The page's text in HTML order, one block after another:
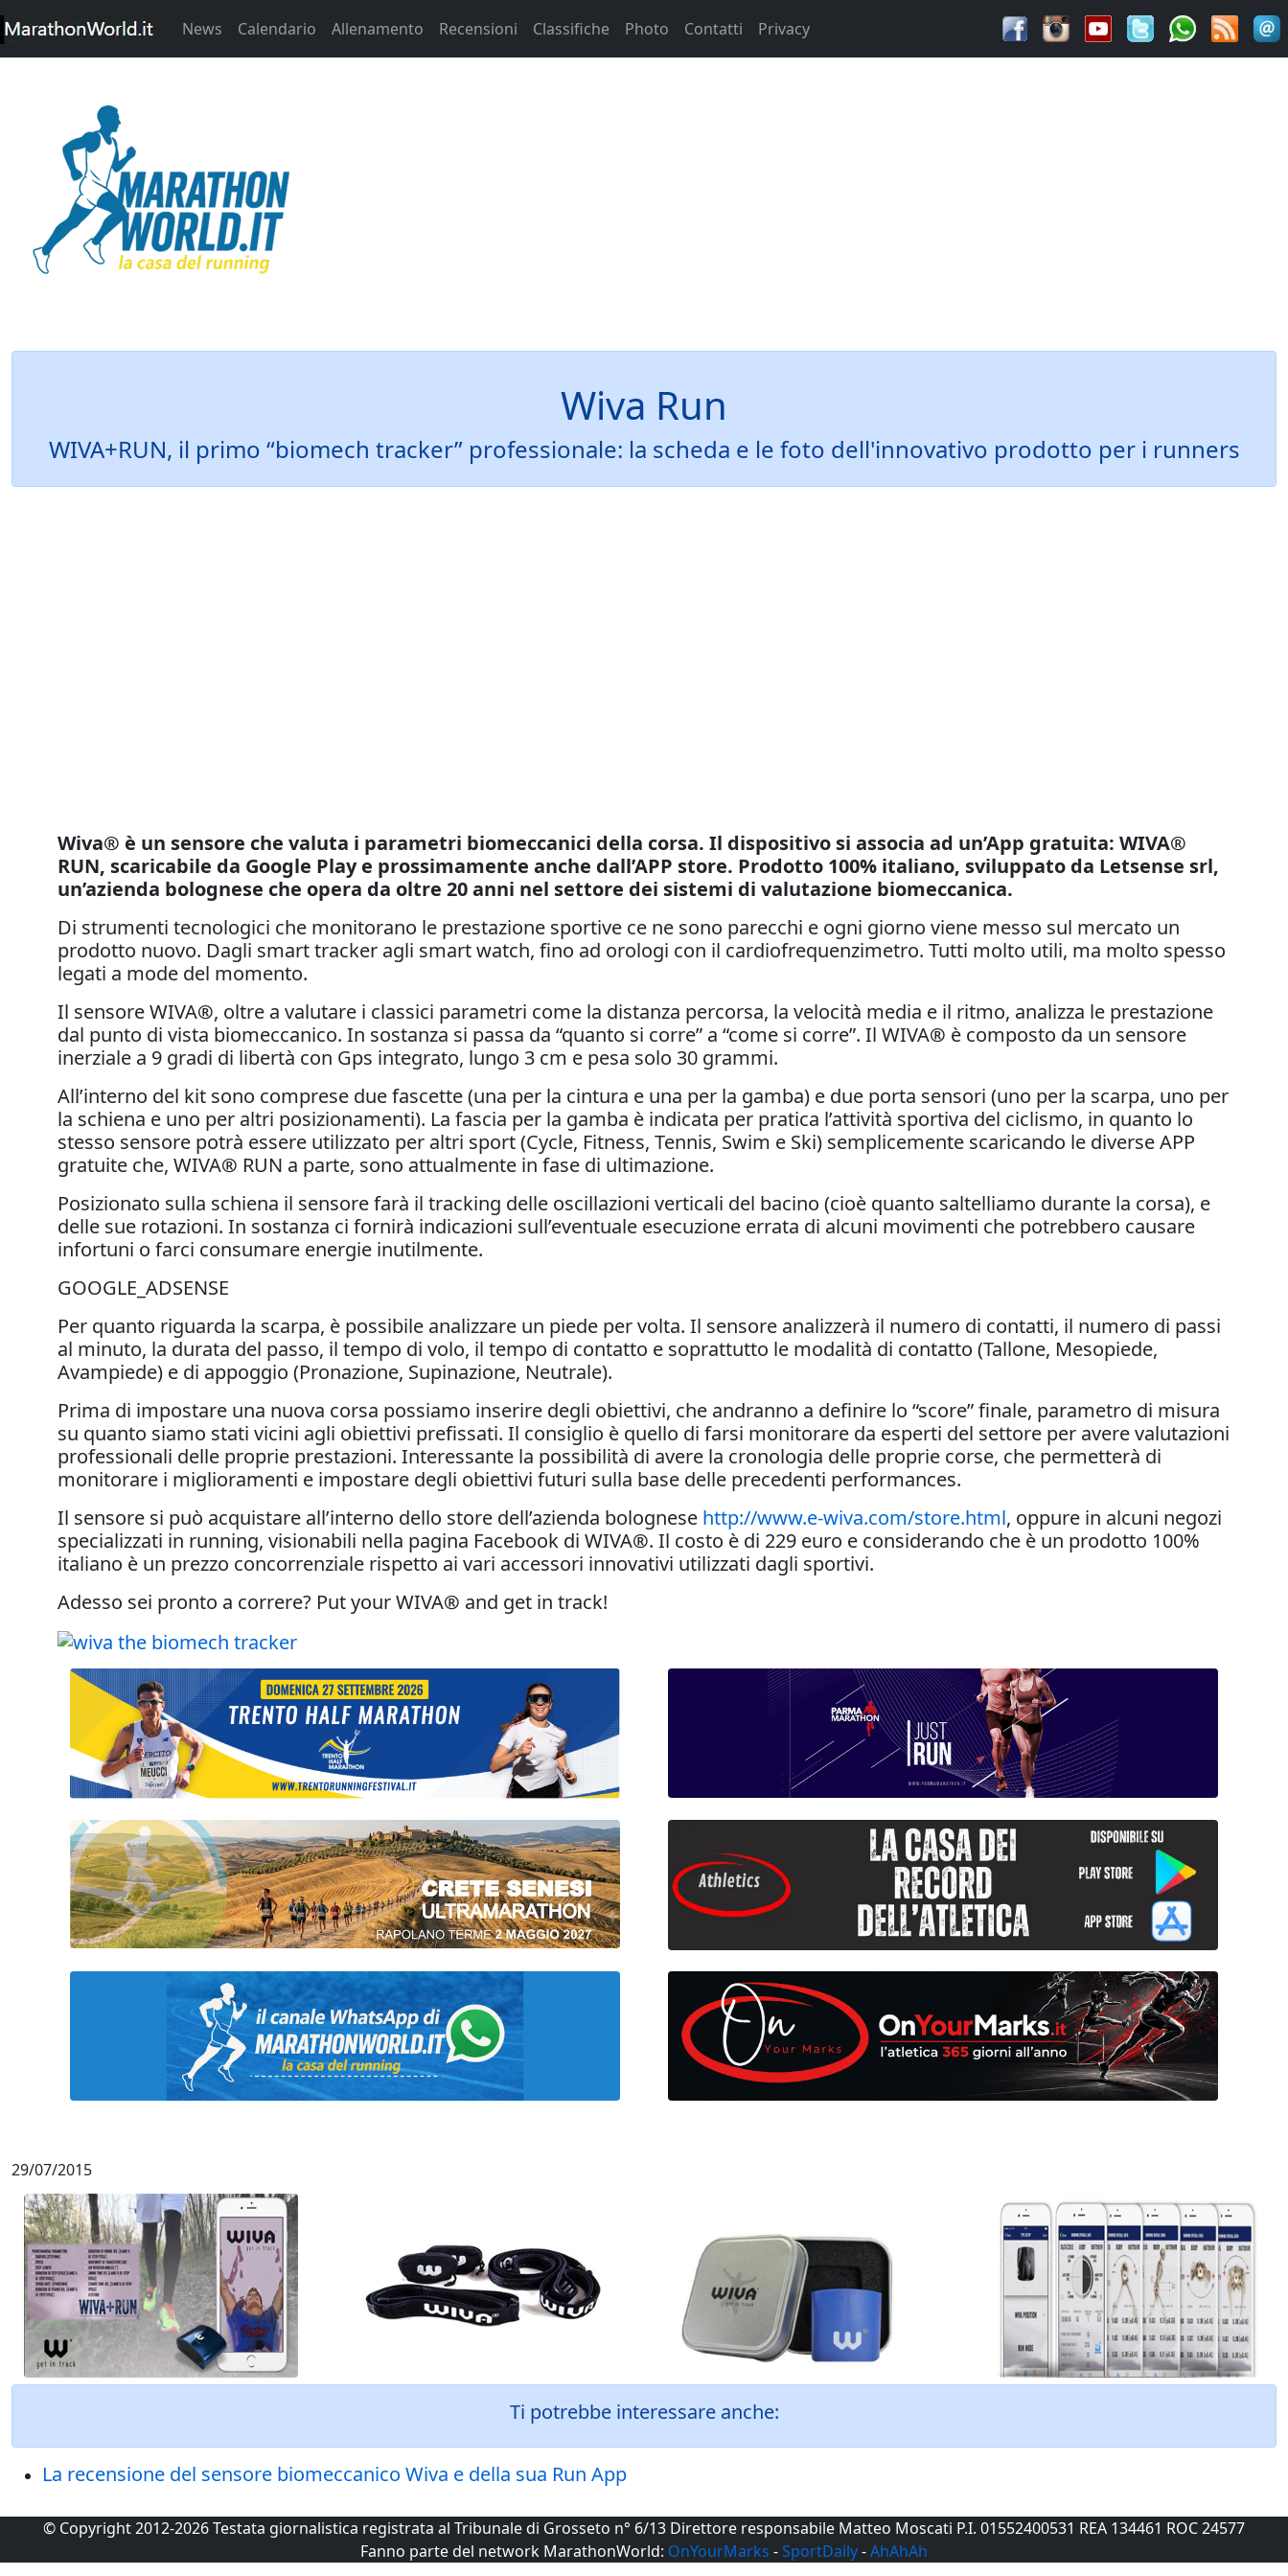
News Calendario Allenamento Recensioni Classifiche Photo Contatti Privacy
Wiva Run
WIVA+RUN, il primo “biomech tracker” professionale: la scheda e le foto dell'innovativo prodotto per i runners
Wiva® è un sensore che valuta i parametri biomeccanici della corsa. Il dispositivo si associa ad un’App gratuita: WIVA®
RUN, scaricabile da Google Play e prossimamente anche dall’APP store. Prodotto 100% italiano, sviluppato da Letsense srl,
un’azienda bolognese che opera da oltre 20 anni nel settore dei sistemi di valutazione biomeccanica.
Di strumenti tecnologici che monitorano le prestazione sportive ce ne sono parecchi e ogni giorno viene messo sul mercato un
prodotto nuovo. Dagli smart tracker agli smart watch, fino ad orologi con il cardiofrequenzimetro. Tutti molto utili, ma molto spesso
legati a mode del momento.
Il sensore WIVA®, oltre a valutare i classici parametri come la distanza percorsa, la velocità media e il ritmo, analizza le prestazione
dal punto di vista biomeccanico. In sostanza si passa da “quanto si corre” a “come si corre”. Il WIVA® è composto da un sensore
inerziale a 9 gradi di libertà con Gps integrato, lungo 3 cm e pesa solo 30 grammi.
All’interno del kit sono comprese due fascette (una per la cintura e una per la gamba) e due porta sensori (uno per la scarpa, uno per
la schiena e uno per altri posizionamenti). La fascia per la gamba è indicata per pratica l’attività sportiva del ciclismo, in quanto lo
stesso sensore potrà essere utilizzato per altri sport (Cycle, Fitness, Tennis, Swim e Ski) semplicemente scaricando le diverse APP
gratuite che, WIVA® RUN a parte, sono attualmente in fase di ultimazione.
Posizionato sulla schiena il sensore farà il tracking delle oscillazioni verticali del bacino (cioè quanto saltelliamo durante la corsa), e
delle sue rotazioni. In sostanza ci fornirà indicazioni sull’eventuale esecuzione errata di alcuni movimenti che potrebbero causare
infortuni o farci consumare energie inutilmente.
GOOGLE_ADSENSE
Per quanto riguarda la scarpa, è possibile analizzare un piede per volta. Il sensore analizzerà il numero di contatti, il numero di passi
al minuto, la durata del passo, il tempo di volo, il tempo di contatto e soprattutto le modalità di contatto (Tallone, Mesopiede,
Avampiede) e di appoggio (Pronazione, Supinazione, Neutrale).
Prima di impostare una nuova corsa possiamo inserire degli obiettivi, che andranno a definire lo “score” finale, parametro di misura
su quanto siamo stati vicini agli obiettivi prefissati. Il consiglio è quello di farsi monitorare da esperti del settore per avere valutazioni
professionali delle proprie prestazioni. Interessante la possibilità di avere la cronologia delle proprie corse, che permetterà di
monitorare i miglioramenti e impostare degli obiettivi futuri sulla base delle precedenti performances.
Il sensore si può acquistare all’interno dello store dell’azienda bolognese http://www.e-wiva.com/store.html, oppure in alcuni negozi
specializzati in running, visionabili nella pagina Facebook di WIVA®. Il costo è di 229 euro e considerando che è un prodotto 100%
italiano è un prezzo concorrenziale rispetto ai vari accessori innovativi utilizzati dagli sportivi.
Adesso sei pronto a correre? Put your WIVA® and get in track!
29/07/2015
Ti potrebbe interessare anche:
La recensione del sensore biomeccanico Wiva e della sua Run App
© Copyright 2012-2026 Testata giornalistica registrata al Tribunale di Grosseto n° 6/13 Direttore responsabile Matteo Moscati P.I. 01552400531 REA 134461 ROC 24577
Fanno parte del network MarathonWorld: OnYourMarks -SportDaily-AhAhAh